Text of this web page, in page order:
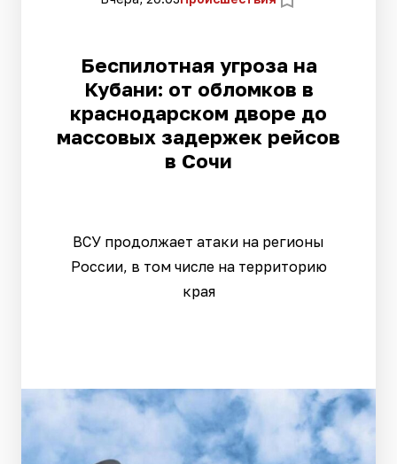
Беспилотная угроза на
Кубани: от обломков в
краснодарском дворе до
массовых задержек рейсов
в Сочи
ВСУ продолжает атаки на регионы
России, в том числе на территорию
края